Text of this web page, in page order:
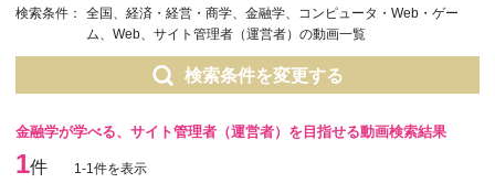
検索条件：
全国、経済・経営・商学、金融学、コンピュータ・Web・ゲー
ム、Web、サイト管理者（運営者）の動画一覧
検索条件を変更する
金融学が学べる、サイト管理者（運営者）を目指せる動画検索結果
1件 1-1件を表示